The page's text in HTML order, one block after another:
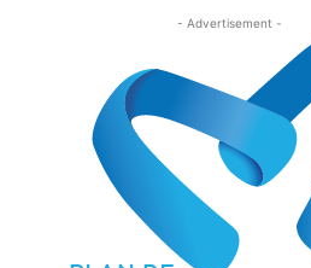
- Advertisement -